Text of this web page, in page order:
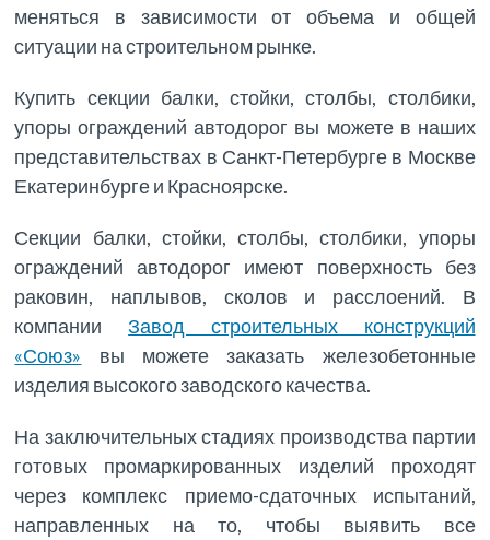
меняться в зависимости от объема и общей
ситуации на строительном рынке.
Купить секции балки, стойки, столбы, столбики,
упоры ограждений автодорог вы можете в наших
представительствах в Санкт-Петербурге в Москве
Екатеринбурге и Красноярске.
Секции балки, стойки, столбы, столбики, упоры
ограждений автодорог имеют поверхность без
раковин, наплывов, сколов и расслоений. В
компанииЗавод строительных конструкций
«Союз» вы можете заказать железобетонные
изделия высокого заводского качества.
На заключительных стадиях производства партии
готовых промаркированных изделий проходят
через комплекс приемо-сдаточных испытаний,
направленных на то, чтобы выявить все